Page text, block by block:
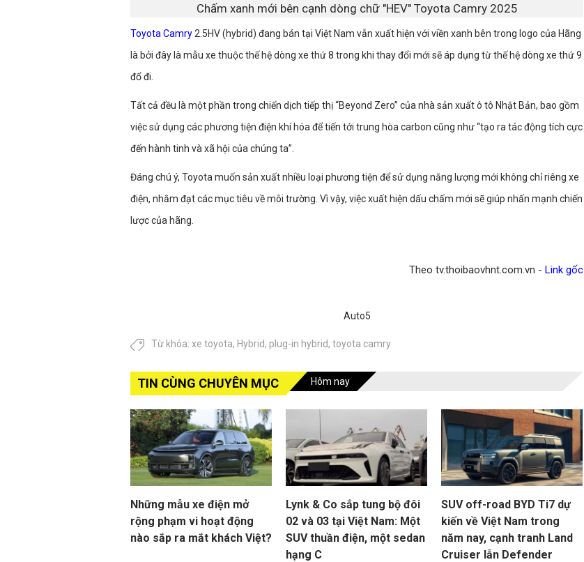
Chấm xanh mới bên cạnh dòng chữ "HEV" Toyota Camry 2025
Toyota Camry 2.5HV (hybrid) đang bán tại Việt Nam vẫn xuất hiện với viền xanh bên trong logo của Hãng
là bởi đây là mẫu xe thuộc thế hệ dòng xe thứ 8 trong khi thay đổi mới sẽ áp dụng từ thế hệ dòng xe thứ 9
đổ đi.
Tất cả đều là một phần trong chiến dịch tiếp thị “Beyond Zero” của nhà sản xuất ô tô Nhật Bản, bao gồm
việc sử dụng các phương tiện điện khí hóa để tiến tới trung hòa carbon cũng như “tạo ra tác động tích cực
đến hành tinh và xã hội của chúng ta”.
Đáng chú ý, Toyota muốn sản xuất nhiều loại phương tiện để sử dụng năng lượng mới không chỉ riêng xe
điện, nhằm đạt các mục tiêu về môi trường. Vì vậy, việc xuất hiện dấu chấm mới sẽ giúp nhấn mạnh chiến
lược của hãng.
Theo tv.thoibaovhnt.com.vn - Link gốc
Auto5
Từ khóa: xe toyota, Hybrid, plug-in hybrid, toyota camry
TIN CÙNG CHUYÊN MỤC Hôm nay
Những mẫu xe điện mở
rộng phạm vi hoạt động
nào sắp ra mắt khách Việt?
Lynk & Co sắp tung bộ đôi
02 và 03 tại Việt Nam: Một
SUV thuần điện, một sedan
hạng C
SUV off-road BYD Ti7 dự
kiến về Việt Nam trong
năm nay, cạnh tranh Land
Cruiser lẫn Defender